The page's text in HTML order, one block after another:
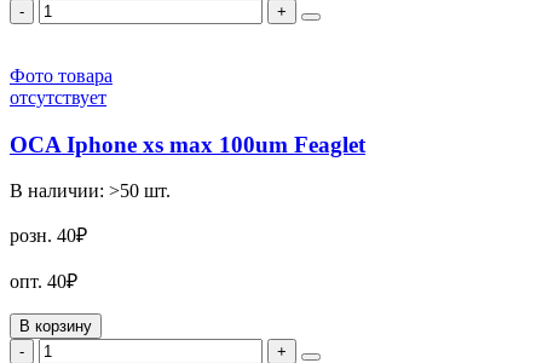
-
+
Фото товара
отсутствует
OCA Iphone xs max 100um Feaglet
В наличии: >50 шт.
розн. 40₽
опт. 40₽
В корзину
-
+